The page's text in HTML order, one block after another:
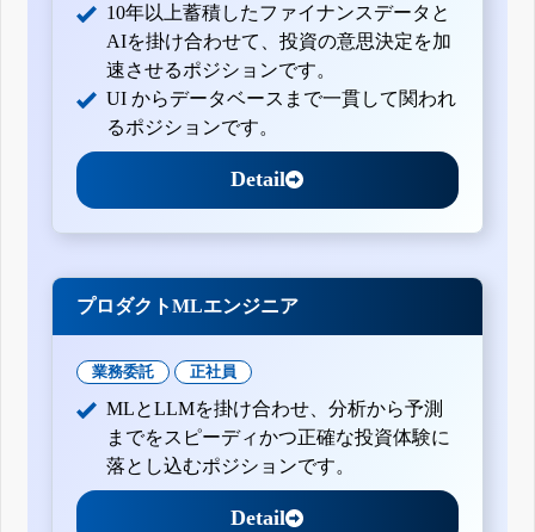
10年以上蓄積したファイナンスデータと
AIを掛け合わせて、投資の意思決定を加
速させるポジションです。
UI からデータベースまで一貫して関われ
るポジションです。
Detail
プロダクトMLエンジニア
業務委託 正社員
MLとLLMを掛け合わせ、分析から予測
までをスピーディかつ正確な投資体験に
落とし込むポジションです。
Detail